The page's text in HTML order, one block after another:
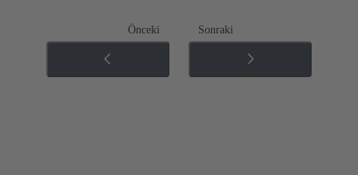
Önceki Sonraki